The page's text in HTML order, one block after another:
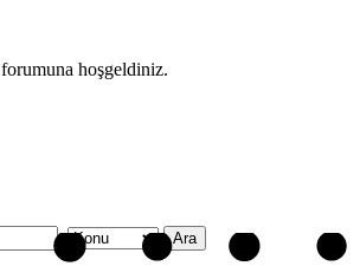
forumuna hoşgeldiniz.